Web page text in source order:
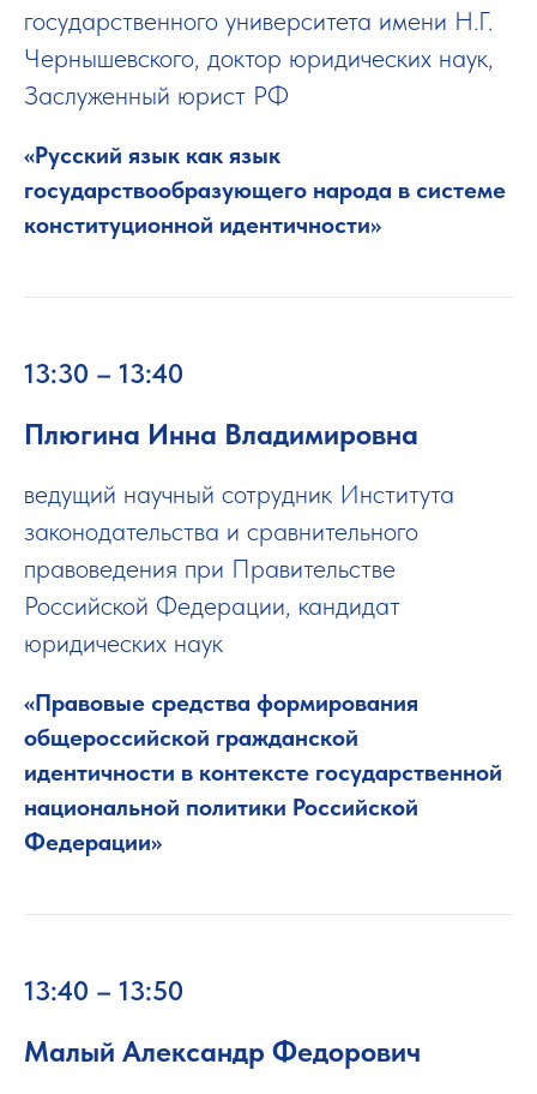
государственного университета имени Н.Г.
Чернышевского, доктор юридических наук,
Заслуженный юрист РФ
«Русский язык как язык
государствообразующего народа в системе
конституционной идентичности»
13:30 – 13:40
Плюгина Инна Владимировна
ведущий научный сотрудник Института
законодательства и сравнительного
правоведения при Правительстве
Российской Федерации, кандидат
юридических наук
«Правовые средства формирования
общероссийской гражданской
идентичности в контексте государственной
национальной политики Российской
Федерации»
13:40 – 13:50
Малый Александр Федорович